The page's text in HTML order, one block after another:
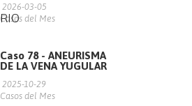
2026-03-05
Casos del Mes
Caso 78 - ANEURISMA
DE LA VENA YUGULAR
2025-10-29
Casos del Mes